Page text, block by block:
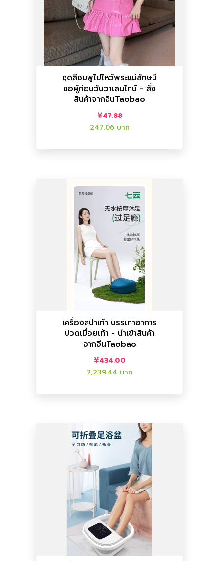
ชุดสีชมพูไปไหว้พระแม่ลักษมี
ขอผู้ก่อนวันวาเลนไทน์ - สั่ง
สินค้าจากจีนTaobao
47.88
247.06 บาท
ชุดสีชมพูไปไหว้พระแม่ลักษมี ขอผู้ก่อน
วันวาเลนไทน์ - สั่งสินค้าจาก
จีนTaobao
เสื้อแฟชั่นผู้หญิง
ราคาจีน : 47.88
ราคาไทย :247.06 บาท
เครื่องสปาเท้า บรรเทาอาการ
ปวดเมื่อยเท้า - นำเข้าสินค้า
จากจีนTaobao
434.00
2,239.44 บาท
เครื่องสปาเท้า บรรเทาอาการปวดเมื่อย
เท้า - นำเข้าสินค้าจากจีนTaobao
ราคาจีน : 434.00
ราคาไทย : 2,239.44 บาท
เพิ่มลงตะกร้า
เพิ่มลงตะกร้า
อื่นๆ
ราคาจีน : 239.00
ราคาไทย :1,233.24 บาท
เพิ่มลงตะกร้า
เพิ่มลงตะกร้า